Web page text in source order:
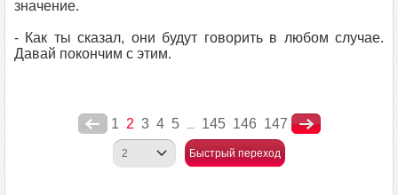
значение.
- Как ты сказал, они будут говорить в любом случае.
Давай покончим с этим.
1 2 3 4 5 ... 145 146 147
Быстрый переход